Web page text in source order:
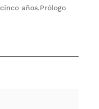
años.Prólogo